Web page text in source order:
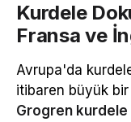
Kurdele
Fransa ve
Avrupa'da kurdele
itibaren büyük
Grogren kurdele